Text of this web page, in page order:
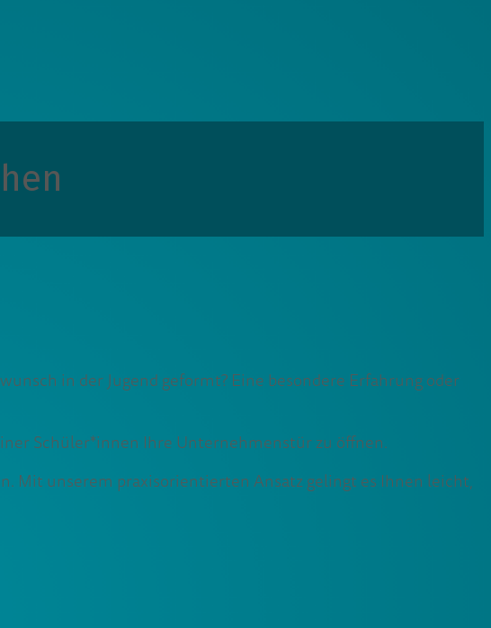
in der Jugend geformt? Eine besondere Erfahrung oder
Schüler*innen Ihre Unternehmenstür zu öffnen.
Mit unserem praxisorientierten Ansatz gelingt es Ihnen leicht,